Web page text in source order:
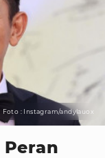
Foto : Instagram/andylauox